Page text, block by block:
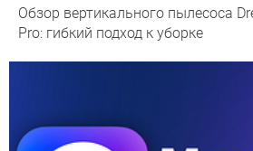
Обзор вертикального пылесоса
Pro: гибкий подход к уборке